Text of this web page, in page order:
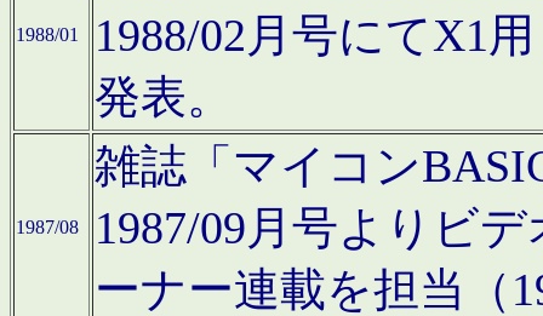
1988/01
1988/02月号にてX1
発表。
1987/08
雑誌「マイコン
1987/09月号よりビ
ーナー連載を担当（